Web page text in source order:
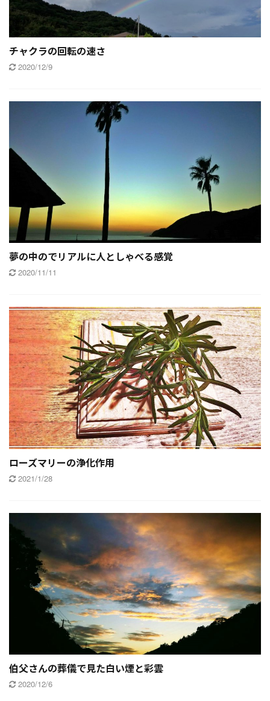
チャクラの回転の速さ
2020/12/9
夢の中のでリアルに人としゃべる感覚
2020/11/11
ローズマリーの浄化作用
2021/1/28
伯父さんの葬儀で見た白い煙と彩雲
2020/12/6